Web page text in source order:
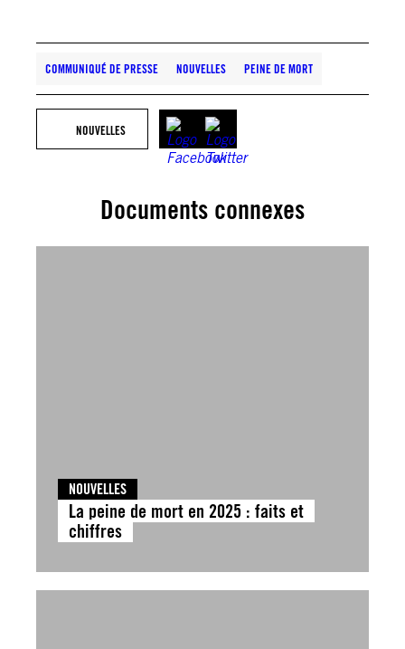
COMMUNIQUÉ DE PRESSE NOUVELLES PEINE DE MORT
NOUVELLES
Documents connexes
NOUVELLES
La peine de mort en 2025 : faits et
chiffres